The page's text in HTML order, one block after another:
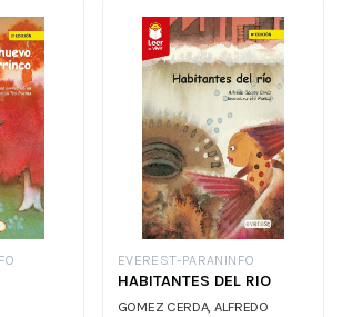
EVEREST-PARANINFO
HABITANTES DEL RIO
GOMEZ CERDA, ALFREDO